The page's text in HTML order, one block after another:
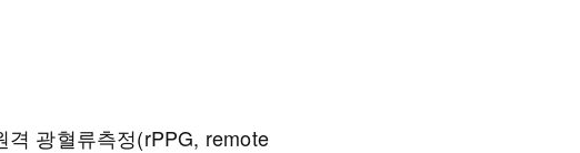
격 광혈류측정(rPPG, remote